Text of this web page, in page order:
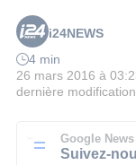
i24NEWS
4 min
26 mars 2016 à
dernière modification
Google News
Suivez-